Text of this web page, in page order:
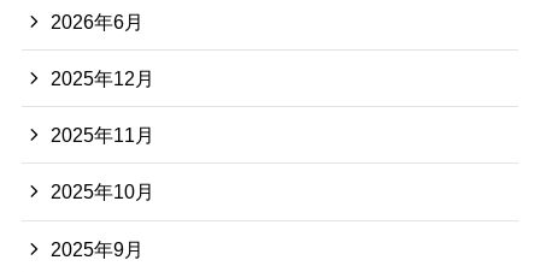
2026年6月
2025年12月
2025年11月
2025年10月
2025年9月